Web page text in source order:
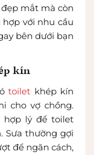
mắt mà còn
với nhu cầu
bên dưới bạn
kín
toilet khép kín
cho vợ chồng.
hợp lý để toilet
Sưa thường gợi
để ngăn cách,